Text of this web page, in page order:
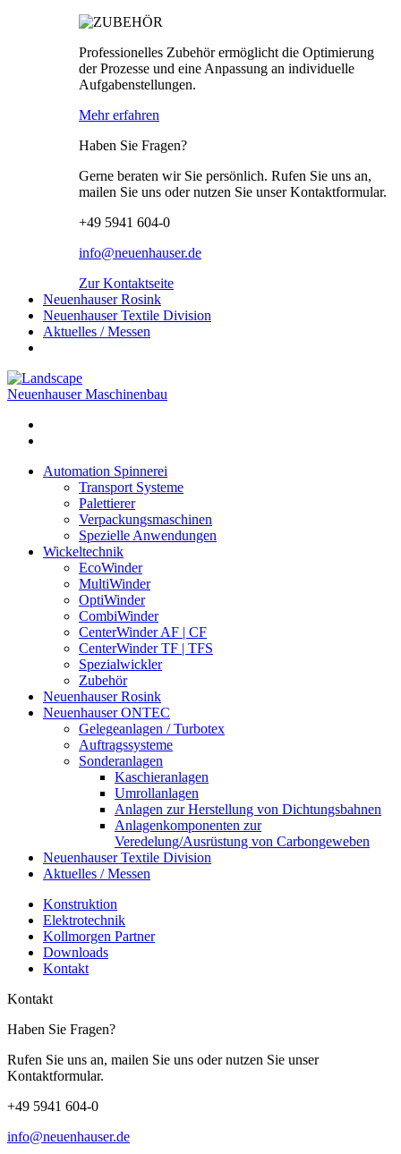
Professionelles Zubehör ermöglicht die Optimierung
der Prozesse und eine Anpassung an individuelle
Aufgabenstellungen.
Mehr erfahren
Haben Sie Fragen?
Gerne beraten wir Sie persönlich. Rufen Sie uns an,
mailen Sie uns oder nutzen Sie unser Kontaktformular.
+49 5941 604-0
info@neuenhauser.de
Zur Kontaktseite
Neuenhauser Rosink
Neuenhauser Textile Division
Aktuelles / Messen
Neuenhauser Maschinenbau
Automation Spinnerei
Transport Systeme
Palettierer
Verpackungsmaschinen
Spezielle Anwendungen
Wickeltechnik
EcoWinder
MultiWinder
OptiWinder
CombiWinder
CenterWinder AF | CF
CenterWinder TF | TFS
Spezialwickler
Zubehör
Neuenhauser Rosink
Neuenhauser ONTEC
Gelegeanlagen / Turbotex
Auftragssysteme
Sonderanlagen
Kaschieranlagen
Umrollanlagen
Anlagen zur Herstellung von Dichtungsbahnen
Anlagenkomponenten zur
Veredelung/Ausrüstung von Carbongeweben
Neuenhauser Textile Division
Aktuelles / Messen
Konstruktion
Elektrotechnik
Kollmorgen Partner
Downloads
Kontakt
Kontakt
Haben Sie Fragen?
Rufen Sie uns an, mailen Sie uns oder nutzen Sie unser
Kontaktformular.
+49 5941 604-0
info@neuenhauser.de